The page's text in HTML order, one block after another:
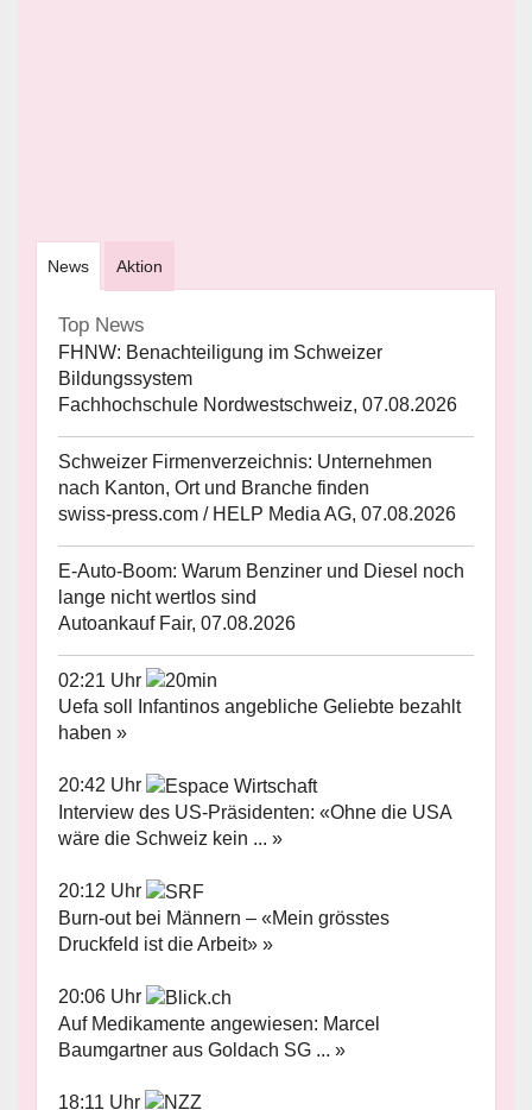
News Aktion
Top News
FHNW: Benachteiligung im Schweizer
Bildungssystem
Fachhochschule Nordwestschweiz, 07.08.2026
Schweizer Firmenverzeichnis: Unternehmen
nach Kanton, Ort und Branche finden
swiss-press.com / HELP Media AG, 07.08.2026
E-Auto-Boom: Warum Benziner und Diesel noch
lange nicht wertlos sind
Autoankauf Fair, 07.08.2026
02:21 Uhr
Uefa soll Infantinos angebliche Geliebte bezahlt
haben »
20:42 Uhr
Interview des US-Präsidenten: «Ohne die USA
wäre die Schweiz kein ... »
20:12 Uhr
Burn-out bei Männern – «Mein grösstes
Druckfeld ist die Arbeit» »
20:06 Uhr
Auf Medikamente angewiesen: Marcel
Baumgartner aus Goldach SG ... »
18:11 Uhr